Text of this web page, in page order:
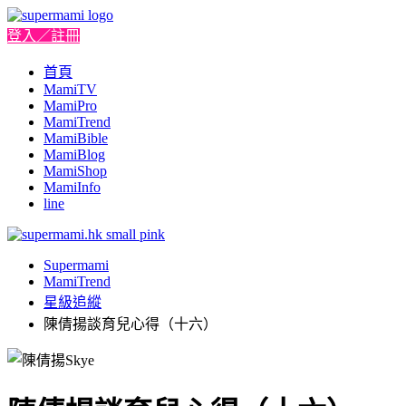
登入／註冊
首頁
MamiTV
MamiPro
MamiTrend
MamiBible
MamiBlog
MamiShop
MamiInfo
line
Supermami
MamiTrend
星級追縱
陳倩揚談育兒心得（十六）